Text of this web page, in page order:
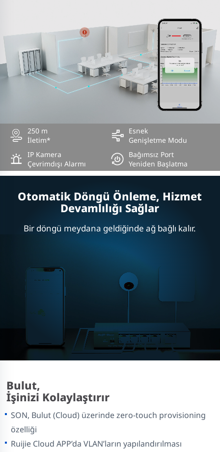
250 m
İletim*
Esnek
Genişletme Modu
IP Kamera
Çevrimdışı Alarmı
Bağımsız Port
Yeniden Başlatma
Otomatik Döngü Önleme, Hizmet
Devamlılığı Sağlar
Bir döngü meydana geldiğinde ağ bağlı kalır.
Bulut,
İşinizi Kolaylaştırır
SON, Bulut (Cloud) üzerinde zero-touch provisioning
özelliği
Ruijie Cloud APP’da VLAN’ların yapılandırılması